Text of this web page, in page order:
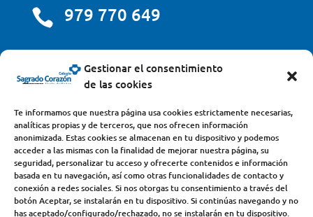
Gestionar el consentimiento
de las cookies
Te informamos que nuestra página usa cookies estrictamente necesarias,
analíticas propias y de terceros, que nos ofrecen información
anonimizada. Estas cookies se almacenan en tu dispositivo y podemos
acceder a las mismas con la finalidad de mejorar nuestra página, su
seguridad, personalizar tu acceso y ofrecerte contenidos e información
basada en tu navegación, así como otras funcionalidades de contacto y
conexión a redes sociales. Si nos otorgas tu consentimiento a través del
botón Aceptar, se instalarán en tu dispositivo. Si continúas navegando y no
has aceptado/configurado/rechazado, no se instalarán en tu dispositivo.
 979 770 649
centro@scjdehon.com
Colegio y Seminario Sagrado Corazón
Avda. Castilla y León, s/n – 34200 – Venta de Baños
(Palencia) – Teléfono 979770649